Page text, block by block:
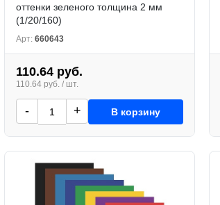
оттенки зеленого толщина 2 мм
(1/20/160)
Арт: 660643
110.64 руб.
110.64 руб. / шт.
- + В корзину